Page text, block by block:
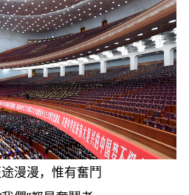
漫，惟有奮鬥